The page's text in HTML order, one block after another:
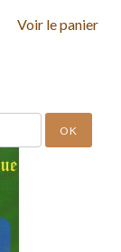
Voir le panier
OK